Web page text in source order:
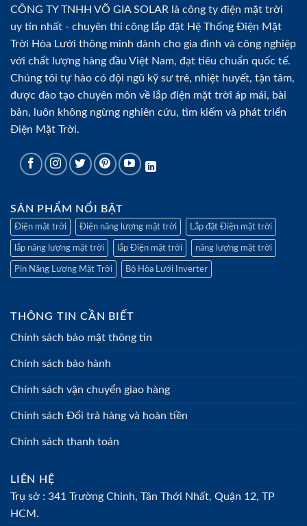
CÔNG TY TNHH VÕ GIA SOLAR là công ty điện mặt trời
uy tín nhất - chuyên thi công lắp đặt Hệ Thống Điện Mặt
Trời Hòa Lưới thông minh dành cho gia đình và công nghiệp
với chất lượng hàng đầu Việt Nam, đạt tiêu chuẩn quốc tế.
Chúng tôi tự hào có đội ngũ kỹ sư trẻ, nhiệt huyết, tận tâm,
được đào tạo chuyên môn về lắp điện mặt trời áp mái, bài
bản, luôn không ngừng nghiên cứu, tìm kiếm và phát triển
Điện Mặt Trời.
SẢN PHẨM NỔI BẬT
Điện mặt trời Điện năng lượng mặt trời Lắp đặt Điện mặt trời
lắp năng lượng mặt trời lắp Điện mặt trời năng lượng mặt trời
Pin Năng Lượng Mặt Trời Bộ Hòa Lưới Inverter
THÔNG TIN CẦN BIẾT
Chính sách bảo mật thông tin
Chính sách bảo hành
Chính sách vận chuyển giao hàng
Chính sách Đổi trả hàng và hoàn tiền
Chính sách thanh toán
LIÊN HỆ
Trụ sở : 341 Trường Chinh, Tân Thới Nhất, Quận 12, TP
HCM.